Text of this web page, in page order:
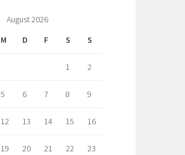
August 2026
M D F S S
1 2
5 6 7 8 9
12 13 14 15 16
19 20 21 22 23